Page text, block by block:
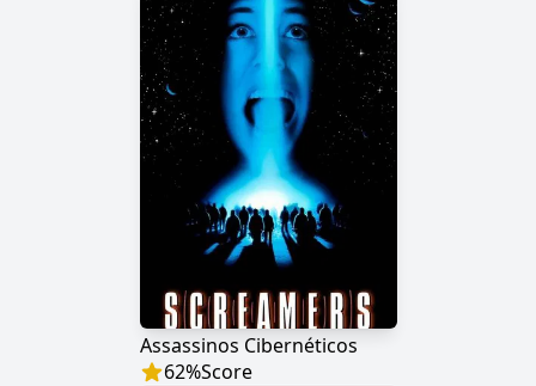
Assassinos Cibernéticos
62%Score